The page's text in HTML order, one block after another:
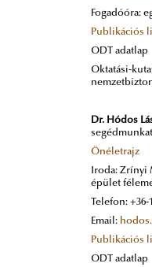
Fogadóóra:
Publikációs
ODT adatlap
Oktatási-
Dr. Hódos
Önéletrajz
Iroda: Zrínyi
épület
Telefon: +36-
Email:
Publikációs
ODT adatlap